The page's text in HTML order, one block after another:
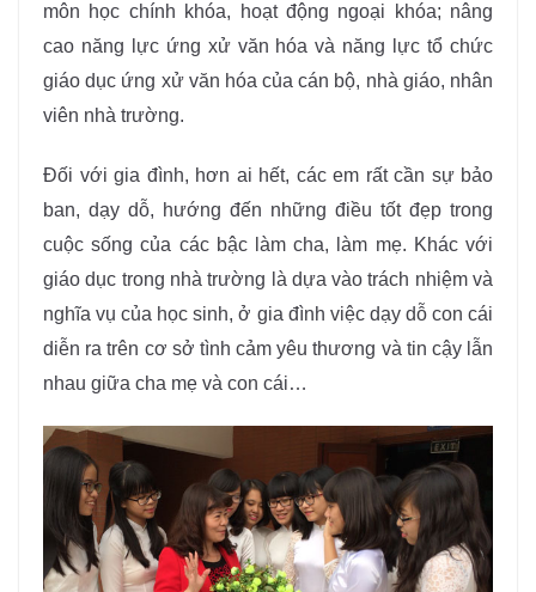
môn học chính khóa, hoạt động ngoại khóa; nâng
cao năng lực ứng xử văn hóa và năng lực tổ chức
giáo dục ứng xử văn hóa của cán bộ, nhà giáo, nhân
viên nhà trường.
Đối với gia đình, hơn ai hết, các em rất cần sự bảo
ban, dạy dỗ, hướng đến những điều tốt đẹp trong
cuộc sống của các bậc làm cha, làm mẹ. Khác với
giáo dục trong nhà trường là dựa vào trách nhiệm và
nghĩa vụ của học sinh, ở gia đình việc dạy dỗ con cái
diễn ra trên cơ sở tình cảm yêu thương và tin cậy lẫn
nhau giữa cha mẹ và con cái…